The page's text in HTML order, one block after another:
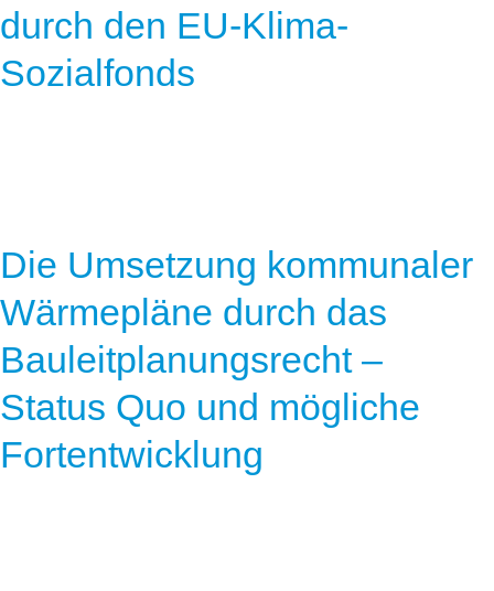
durch den EU-Klima-
Sozialfonds
Die Umsetzung kommunaler
Wärmepläne durch das
Bauleitplanungsrecht –
Status Quo und mögliche
Fortentwicklung